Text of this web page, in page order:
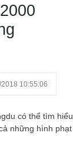
10:55:06
có thể tìm
những hình phạt